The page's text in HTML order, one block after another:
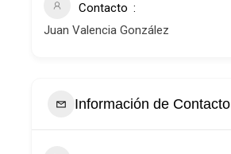
Contacto
Juan Valencia González
Información de Contacto